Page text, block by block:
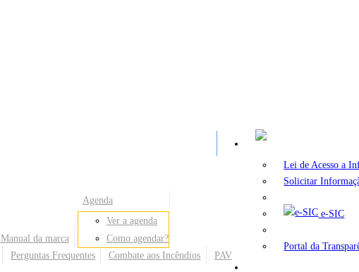
Lei de Acesso a
Solicitar
e-SIC
Portal da
Manual da marca
Agenda
Ver a agenda
Como agendar?
Perguntas Frequentes Combate aos Incêndios PAV